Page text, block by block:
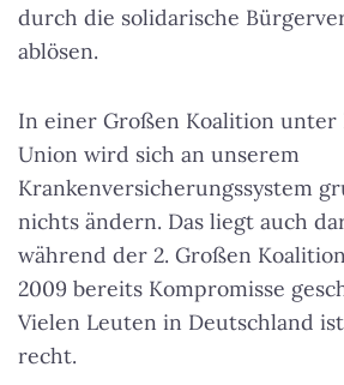
durch die solidarische
ablösen.
In einer Großen Koalition
Union wird sich an unserem
Krankenversicherungssystem
nichts ändern. Das liegt auch
während der 2. Großen
2009 bereits Kompromisse
Vielen Leuten in Deutschland
recht.